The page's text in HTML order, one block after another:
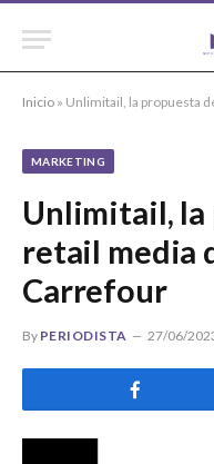
Inicio » Unlimitail, la propuesta
MARKETING
Unlimitail, la
retail media
Carrefour
By PERIODISTA 27/06/